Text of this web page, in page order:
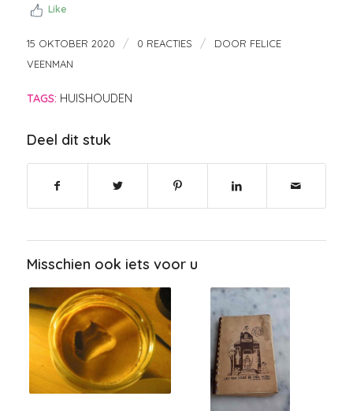
Like
15 OKTOBER 2020 / 0 REACTIES / DOOR FELICE
VEENMAN
TAGS: HUISHOUDEN
Deel dit stuk
Misschien ook iets voor u